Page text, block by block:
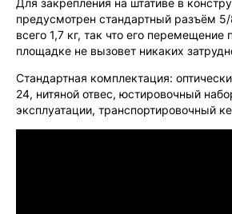
Для закрепления на штативе в
предусмотрен стандартный разъём
всего 1,7 кг, так что его перемещение
площадке не вызовет никаких
Стандартная комплектация:
24, нитяной отвес, юстировочный
эксплуатации, транспортировочный